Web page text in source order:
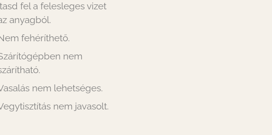
fel a felesleges vizet
anyagból.
fehéríthető.
nem
nem lehetséges.
nem javasolt.